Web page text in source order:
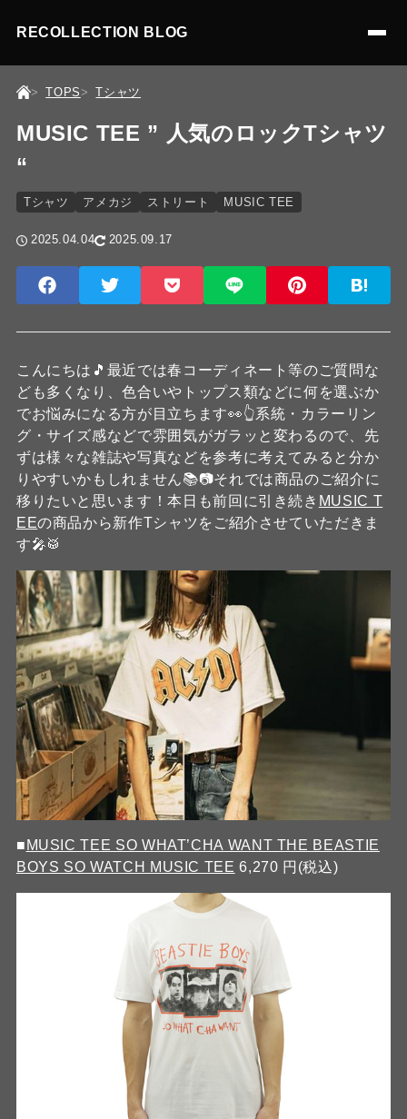
RECOLLECTION BLOG
TOPS Tシャツ
MUSIC TEE ” 人気のロックTシャツ
“
Tシャツ アメカジ ストリート MUSIC TEE
2025.04.04 2025.09.17
こんにちは🎵最近では春コーディネート等のご質問な
ども多くなり、色合いやトップス類などに何を選ぶか
でお悩みになる方が目立ちます👀👆系統・カラーリン
グ・サイズ感などで雰囲気がガラッと変わるので、先
ずは様々な雑誌や写真などを参考に考えてみると分か
りやすいかもしれません📚📷それでは商品のご紹介に
移りたいと思います！本日も前回に引き続き MUSIC T
EEの商品から新作Tシャツをご紹介させていただきま
す🎤🥁
■ MUSIC TEE SO WHAT’CHA WANT THE BEASTIE
BOYS SO WATCH MUSIC TEE 6,270 円(税込)